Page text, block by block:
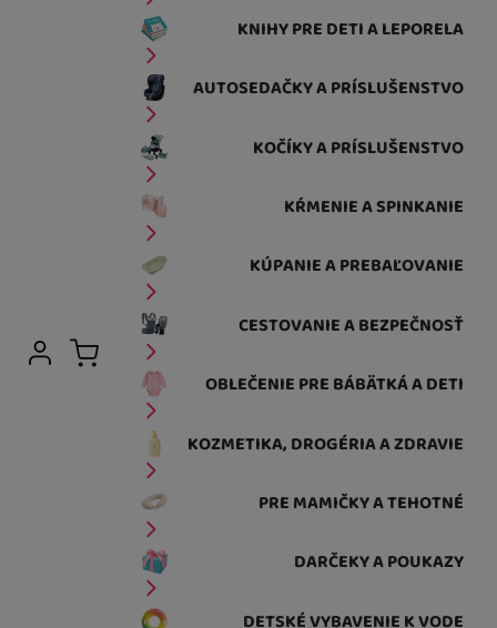
KNIHY PRE DETI A LEPORELA
AUTOSEDAČKY A PRÍSLUŠENSTVO
KOČÍKY A PRÍSLUŠENSTVO
KŔMENIE A SPINKANIE
KÚPANIE A PREBAĽOVANIE
CESTOVANIE A BEZPEČNOSŤ
OBLEČENIE PRE BÁBÄTKÁ A DETI
KOZMETIKA, DROGÉRIA A ZDRAVIE
PRE MAMIČKY A TEHOTNÉ
DARČEKY A POUKAZY
DETSKÉ VYBAVENIE K VODE
Užívateľská sekcia
Prihlásiť sa
Košík